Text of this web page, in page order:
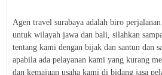
Agen travel surabaya adalah biro
untuk wilayah jawa dan bali, silahkan
tentang kami dengan bijak dan santun dan
apabila ada pelayanan kami yang kurang
dan kemajuan usaha kami di bidang jasa